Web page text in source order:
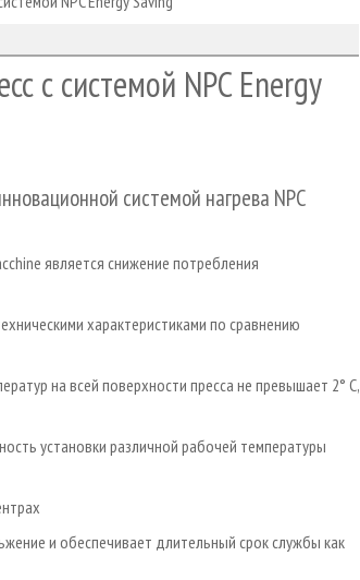
с системой NPC Energy
системой нагрева NPC
является снижение потребления
характеристиками по сравнению
на всей поверхности пресса не превышает 2° С,
установки различной рабочей температуры
и обеспечивает длительный срок службы как